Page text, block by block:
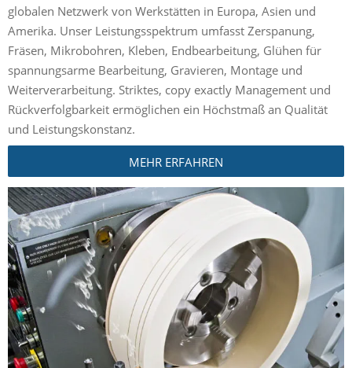
globalen Netzwerk von Werkstätten in Europa, Asien und
Amerika. Unser Leistungsspektrum umfasst Zerspanung,
Fräsen, Mikrobohren, Kleben, Endbearbeitung, Glühen für
spannungsarme Bearbeitung, Gravieren, Montage und
Weiterverarbeitung. Striktes, copy exactly Management und
Rückverfolgbarkeit ermöglichen ein Höchstmaß an Qualität
und Leistungskonstanz.
MEHR ERFAHREN